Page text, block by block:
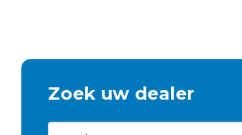
Zoek uw dealer